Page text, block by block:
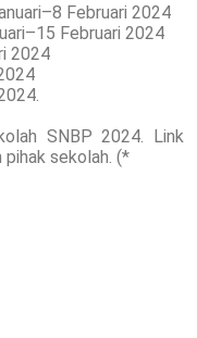
Februari 2024
Februari 2024
2024
SNBP 2024. Link
sekolah. (*